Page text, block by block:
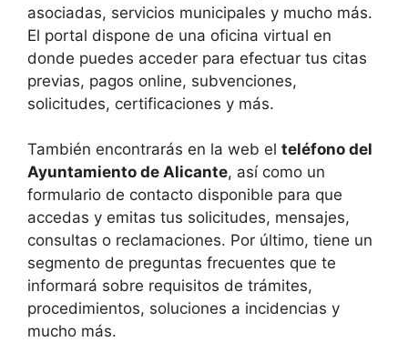
asociadas, servicios municipales y mucho más.
El portal dispone de una oficina virtual en
donde puedes acceder para efectuar tus citas
previas, pagos online, subvenciones,
solicitudes, certificaciones y más.
También encontrarás en la web el teléfono del
Ayuntamiento de Alicante, así como un
formulario de contacto disponible para que
accedas y emitas tus solicitudes, mensajes,
consultas o reclamaciones. Por último, tiene un
segmento de preguntas frecuentes que te
informará sobre requisitos de trámites,
procedimientos, soluciones a incidencias y
mucho más.